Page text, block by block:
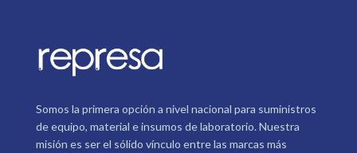
Somos la primera opción a nivel nacional para suministros
de equipo, material e insumos de laboratorio. Nuestra
misión es ser el sólido vínculo entre las marcas más